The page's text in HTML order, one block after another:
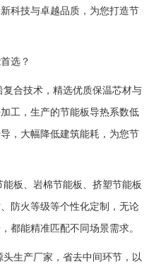
科技与卓越品质，为您打造节
选？
合技术，精选优质保温芯材与
工，生产的节能板导热系数低
，大幅降低建筑能耗，为您节
板、岩棉节能板、挤塑节能板
防火等级等个性化定制，无论
都能精准匹配不同场景需求。
生产厂家，省去中间环节，以